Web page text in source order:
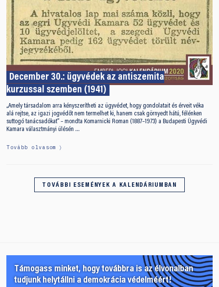
December 30.: ügyvédek az antiszemita
kurzussal szemben (1941)
„Amely társadalom arra kényszerítheti az ügyvédet, hogy gondolatait és érveit véka
alá rejtse, az igazi jogvédőt nem termelhet ki, hanem csak görnyedt hátú, félénken
suttogó tanácsadókat” – mondta Komarnicki Roman (1887–1973) a Budapesti Ügyvédi
Kamara választmányi ülésén …
Tovább olvasom
TOVÁBBI ESEMÉNYEK A KALENDÁRIUMBAN
Támogass minket, hogy továbbra is az élvonalban
tudjunk helytállni a demokrácia védelméért!